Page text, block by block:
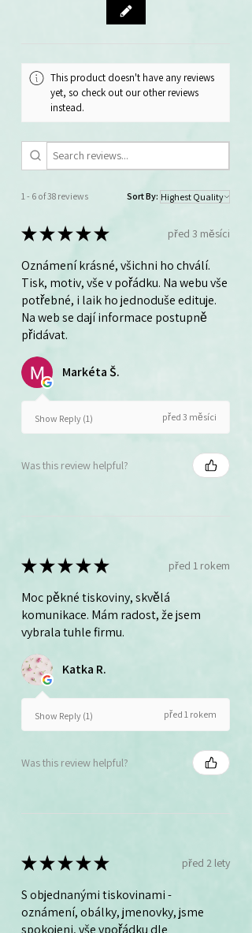
This product doesn't have any reviews
yet, so check out our other reviews
instead.
1 - 6 of 38 reviews Sort By:
★★★★★ před 3 měsíci
Oznámení krásné, všichni ho chválí.
Tisk, motiv, vše v pořádku. Na webu vše
potřebné, i laik ho jednoduše edituje.
Na web se dají informace postupně
přidávat.
Markéta Š.
Show Reply (1) před 3 měsíci
Was this review helpful?
★★★★★ před 1 rokem
Moc pěkné tiskoviny, skvělá
komunikace. Mám radost, že jsem
vybrala tuhle firmu.
Katka R.
Show Reply (1) před 1 rokem
Was this review helpful?
★★★★★ před 2 lety
S objednanými tiskovinami -
oznámení, obálky, jmenovky, jsme
spokojeni, vše vpořádku dle